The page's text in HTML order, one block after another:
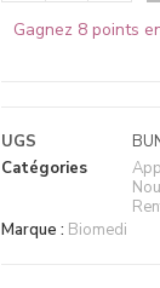
Gagnez 8 points
UGS
Catégories
Marque : Biomedi